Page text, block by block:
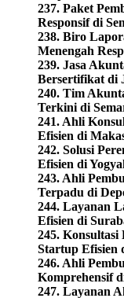
237. Paket
Responsif di
238. Biro
Menengah
239. Jasa
Bersertifikat di
240. Tim
Terkini di
241. Ahli
Efisien di
242. Solusi
Efisien di
243. Ahli
Terpadu di
244. Layanan
Efisien di
245.
Startup Efisien
246. Ahli
Komprehensif
247. Layanan